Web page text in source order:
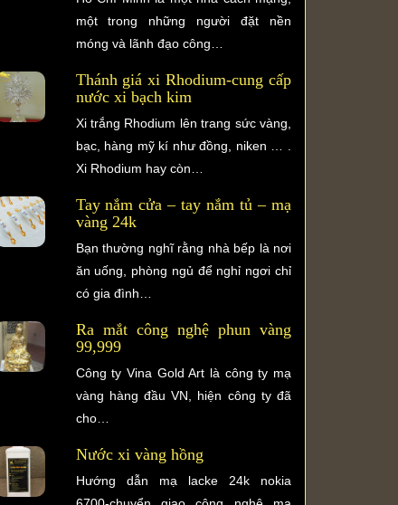
một trong những người đặt nền
móng và lãnh đạo công…
Thánh giá xi Rhodium-cung cấp
nước xi bạch kim
Xi trắng Rhodium lên trang sức vàng,
bạc, hàng mỹ kí như đồng, niken … .
Xi Rhodium hay còn…
Tay nắm cửa – tay nắm tủ – mạ
vàng 24k
Bạn thường nghĩ rằng nhà bếp là nơi
ăn uống, phòng ngủ để nghỉ ngơi chỉ
có gia đình…
Ra mắt công nghệ phun vàng
99,999
Công ty Vina Gold Art là công ty mạ
vàng hàng đầu VN, hiện công ty đã
cho…
Nước xi vàng hồng
Hướng dẫn mạ lacke 24k nokia